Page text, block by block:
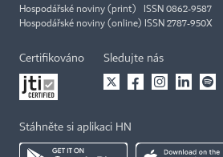
Hospodářské noviny (print) ISSN 0862-9587
Hospodářské noviny (online) ISSN 2787-950X
Certifikováno Sledujte nás
Stáhněte si aplikaci HN